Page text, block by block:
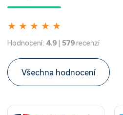
★ ★ ★ ★ ★
Hodnocení: 4.9 | 579recenzí
Všechna hodnocení